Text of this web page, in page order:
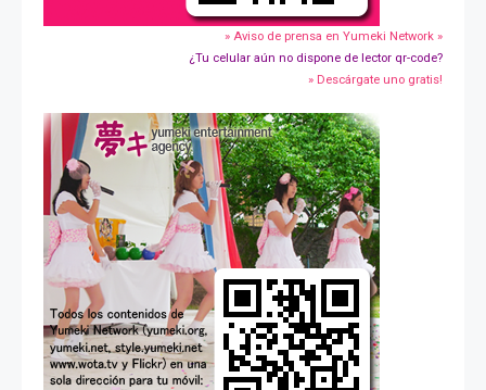
» Aviso de prensa en Yumeki Network »
¿Tu celular aún no dispone de lector qr-code?
» Descárgate uno gratis!